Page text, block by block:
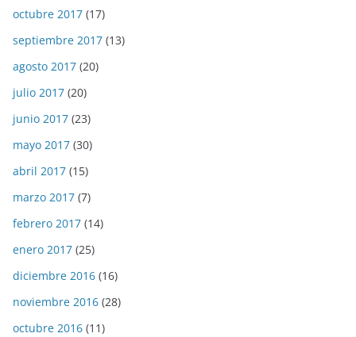
octubre 2017 (17)
septiembre 2017 (13)
agosto 2017 (20)
julio 2017 (20)
junio 2017 (23)
mayo 2017 (30)
abril 2017 (15)
marzo 2017 (7)
febrero 2017 (14)
enero 2017 (25)
diciembre 2016 (16)
noviembre 2016 (28)
octubre 2016 (11)